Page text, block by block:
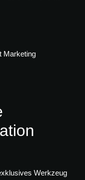
Werkzeug